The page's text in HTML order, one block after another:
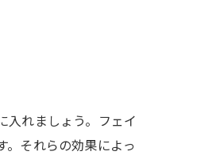
入れましょう。フェイ
。それらの効果によっ